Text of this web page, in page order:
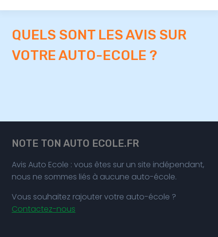
QUELS SONT LES AVIS SUR
VOTRE AUTO-ECOLE ?
NOTE TON AUTO ECOLE.FR
Avis Auto Ecole : vous êtes sur un site indépendant,
nous ne sommes liés à aucune auto-école.
Vous souhaitez rajouter votre auto-école ?
Contactez-nous